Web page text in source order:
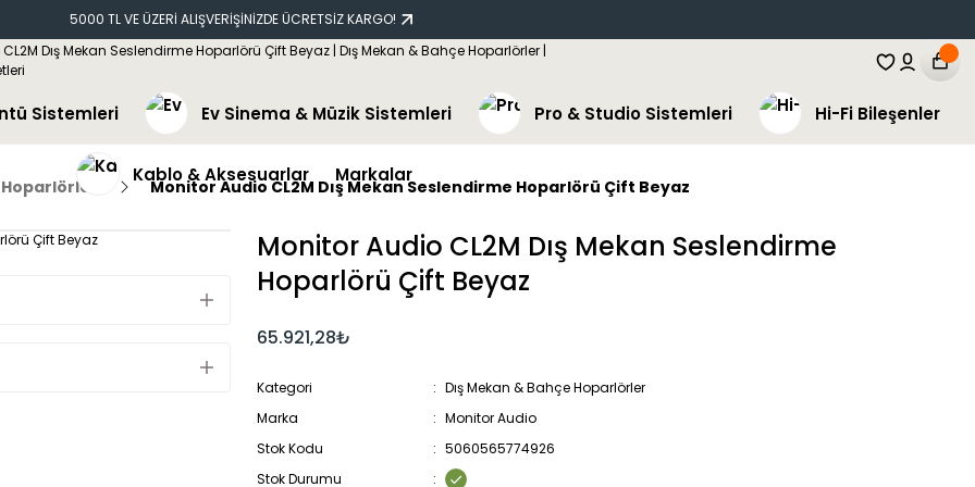
5000 TL VE ÜZERİ ALIŞVERİŞİNİZDE ÜCRETSİZ KARGO!
Sistemleri Ev Sinema & Müzik Sistemleri Pro & Studio Sistemleri Hi-Fi Bileşenler
Kablo & Aksesuarlar Markalar
Monitor Audio CL2M Dış Mekan Seslendirme Hoparlörü Çift Beyaz
Monitor Audio CL2M Dış Mekan Seslendirme
Hoparlörü Çift Beyaz
65.921,28₺
Kategori
Dış Mekan & Bahçe Hoparlörler
Marka
Monitor Audio
Stok Kodu
5060565774926
Stok Durumu